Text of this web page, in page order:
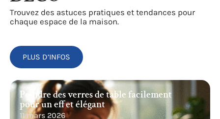
Peindre des verres de table facilement
pour un effet élégant
11 mars 2026
Trouvez des astuces pratiques et tendances pour
chaque espace de la maison.
PLUS D’INFOS